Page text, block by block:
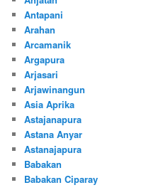
Antapani
Arahan
Arcamanik
Argapura
Arjasari
Arjawinangun
Asia Aprika
Astajanapura
Astana Anyar
Astanajapura
Babakan
Babakan Ciparay